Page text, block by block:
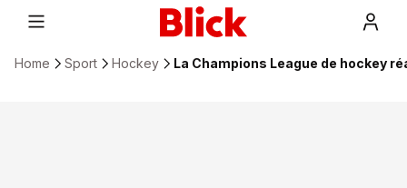
Home Sport Hockey La Champions League de hockey